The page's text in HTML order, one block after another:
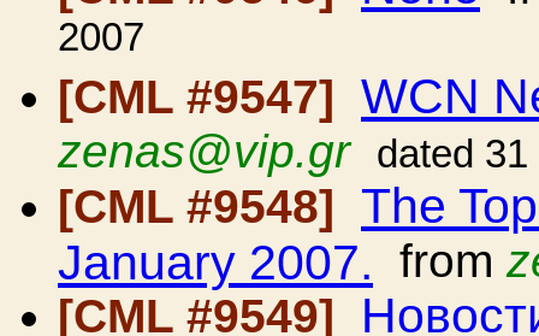
2007
[CML #9547] WCN
zenas@vip.gr dated
[CML #9548] The
January 2007. from
[CML #9549]